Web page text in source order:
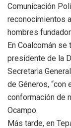
Comunicación
reconocimientos
hombres
En Coalcomán
presidente de la
Secretaria
de Géneros,
conformación de
Ocampo.
Más tarde, en